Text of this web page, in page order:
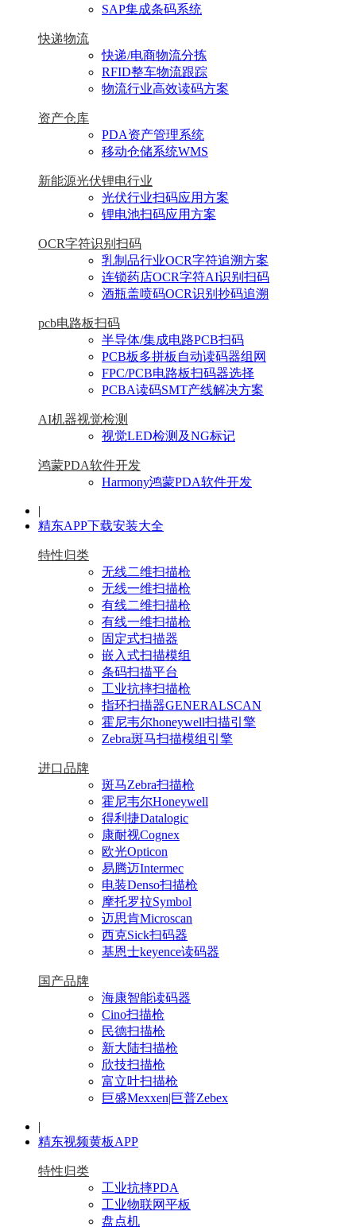
SAP集成条码系统
快递物流
快递/电商物流分拣
RFID整车物流跟踪
物流行业高效读码方案
资产仓库
PDA资产管理系统
移动仓储系统WMS
新能源光伏锂电行业
光伏行业扫码应用方案
锂电池扫码应用方案
OCR字符识别扫码
乳制品行业OCR字符追溯方案
连锁药店OCR字符AI识别扫码
酒瓶盖喷码OCR识别抄码追溯
pcb电路板扫码
半导体/集成电路PCB扫码
PCB板多拼板自动读码器组网
FPC/PCB电路板扫码器选择
PCBA读码SMT产线解决方案
AI机器视觉检测
视觉LED检测及NG标记
鸿蒙PDA软件开发
Harmony鸿蒙PDA软件开发
|
精东APP下载安装大全
特性归类
无线二维扫描枪
无线一维扫描枪
有线二维扫描枪
有线一维扫描枪
固定式扫描器
嵌入式扫描模组
条码扫描平台
工业抗摔扫描枪
指环扫描器GENERALSCAN
霍尼韦尔honeywell扫描引擎
Zebra斑马扫描模组引擎
进口品牌
斑马Zebra扫描枪
霍尼韦尔Honeywell
得利捷Datalogic
康耐视Cognex
欧光Opticon
易腾迈Intermec
电装Denso扫描枪
摩托罗拉Symbol
迈思肯Microscan
西克Sick扫码器
基恩士keyence读码器
国产品牌
海康智能读码器
Cino扫描枪
民德扫描枪
新大陆扫描枪
欣技扫描枪
富立叶扫描枪
巨盛Mexxen|巨普Zebex
|
精东视频黄板APP
特性归类
工业抗摔PDA
工业物联网平板
盘点机